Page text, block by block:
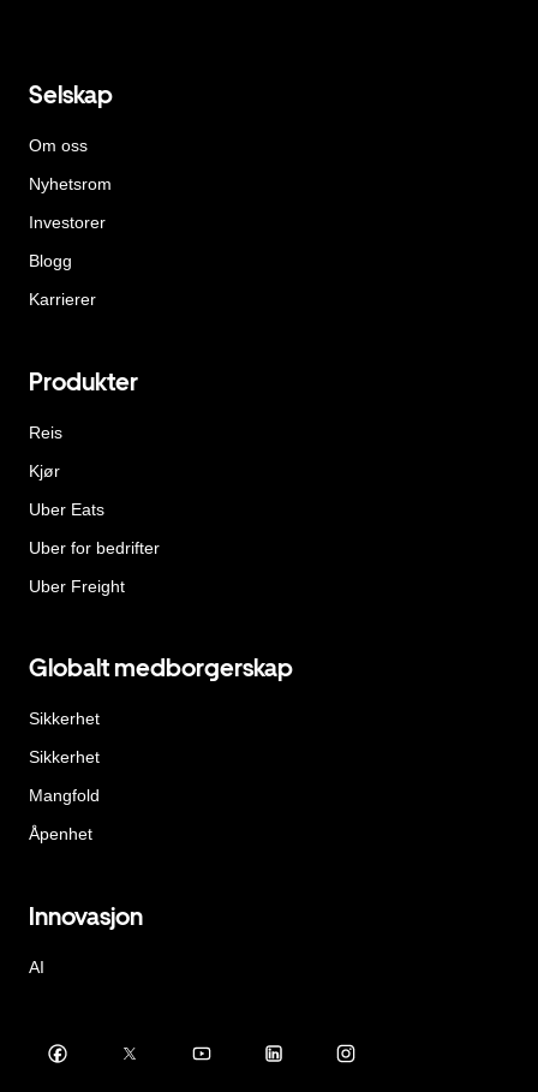
Selskap
Om oss
Nyhetsrom
Investorer
Blogg
Karrierer
Produkter
Reis
Kjør
Uber Eats
Uber for bedrifter
Uber Freight
Globalt medborgerskap
Sikkerhet
Sikkerhet
Mangfold
Åpenhet
Innovasjon
AI